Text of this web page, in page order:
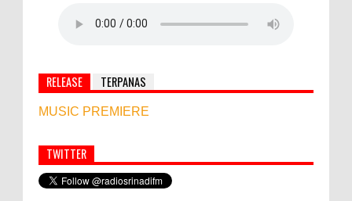
RELEASE TERPANAS
MUSIC PREMIERE
Simbol Persahabatan, RI Bangun Islamic Centre di
Afghanistan
TWITTER